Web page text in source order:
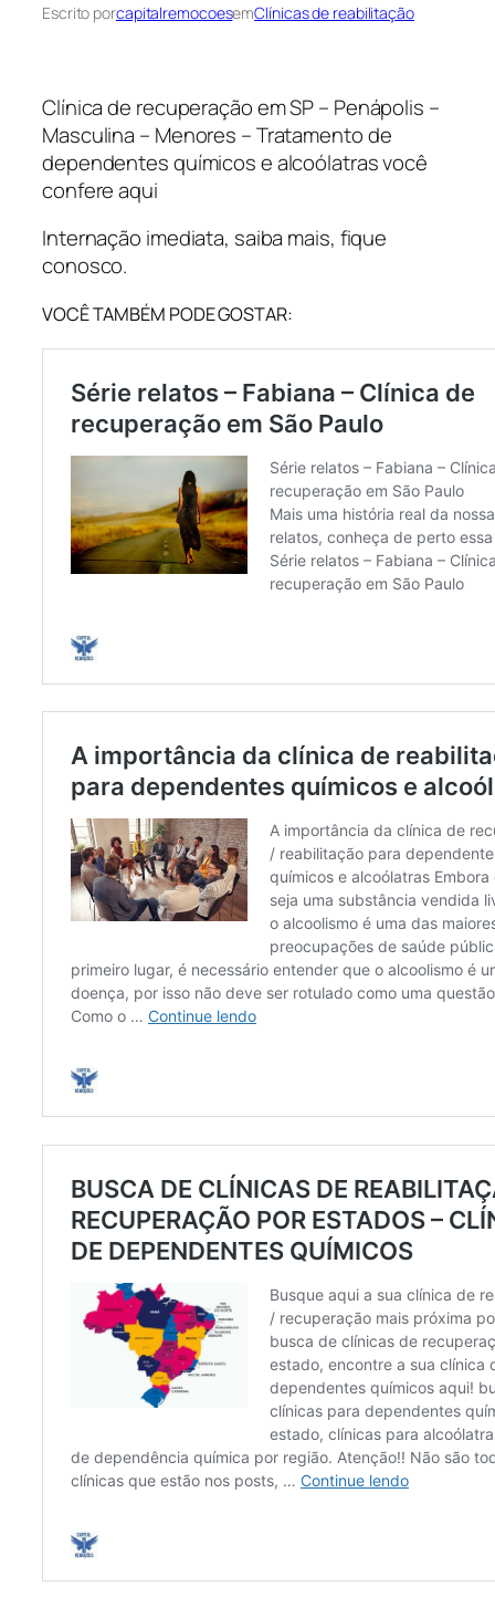
Escrito porcapitalremocoesemClínicas de reabilitação
Clínica de recuperação em SP – Penápolis –
Masculina – Menores – Tratamento de
dependentes químicos e alcoólatras você
confere aqui
Internação imediata, saiba mais, fique
conosco.
VOCÊ TAMBÉM PODE GOSTAR: